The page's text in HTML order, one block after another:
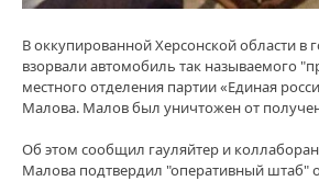
В оккупированной Херсонской области в
взорвали автомобиль так называемого
местного отделения партии «Единая
Малова. Малов был уничтожен от
Об этом сообщил гауляйтер и
Малова подтвердил "оперативный штаб"